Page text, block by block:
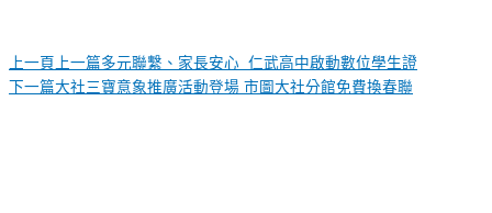
上一頁 上一篇多元聯繫、家長安心 仁武高中啟動數位學生證
下一篇大社三寶意象推廣活動登場 市圖大社分館免費換春聯